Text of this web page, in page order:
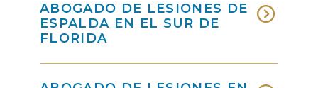
ABOGADO DE LESIONES DE
ESPALDA EN EL SUR DE
FLORIDA